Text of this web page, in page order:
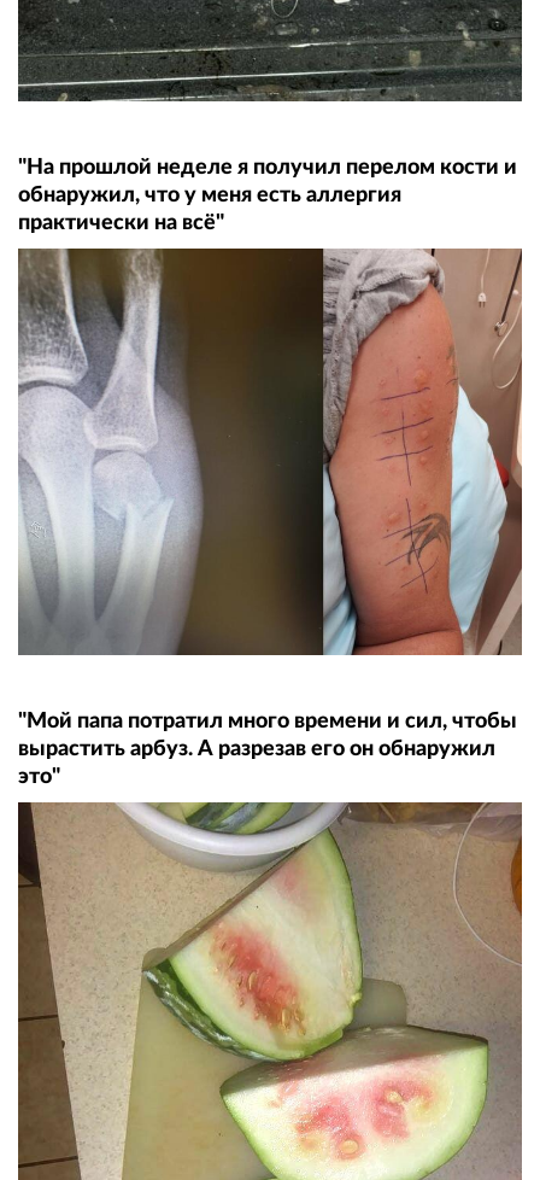
"На прошлой неделе я получил перелом кости и
обнаружил, что у меня есть аллергия
практически на всё"
"Мой папа потратил много времени и сил, чтобы
вырастить арбуз. А разрезав его он обнаружил
это"